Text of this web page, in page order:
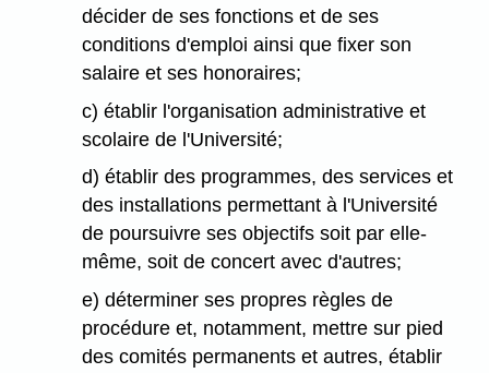
décider de ses fonctions et de ses
conditions d'emploi ainsi que fixer son
salaire et ses honoraires;
c) établir l'organisation administrative et
scolaire de l'Université;
d) établir des programmes, des services et
des installations permettant à l'Université
de poursuivre ses objectifs soit par elle-
même, soit de concert avec d'autres;
e) déterminer ses propres règles de
procédure et, notamment, mettre sur pied
des comités permanents et autres, établir